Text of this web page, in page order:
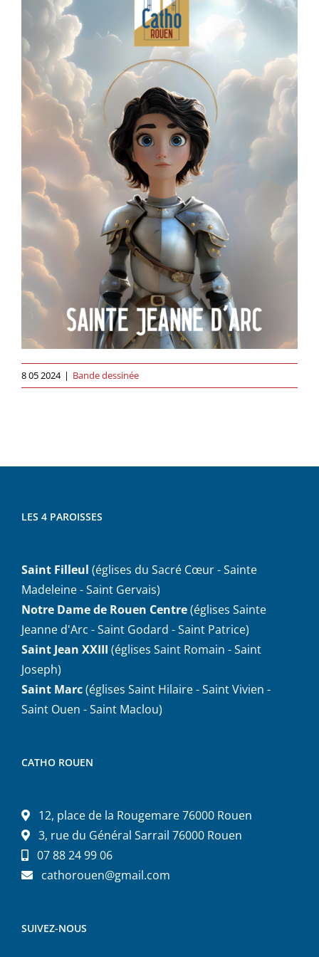
8 05 2024 | Bande dessinée
LES 4 PAROISSES
Saint Filleul (églises du Sacré Cœur - Sainte
Madeleine - Saint Gervais)
Notre Dame de Rouen Centre(églises Sainte
Jeanne d'Arc - Saint Godard - Saint Patrice)
Saint Jean XXIII (églises Saint Romain - Saint
Joseph)
Saint Marc(églises Saint Hilaire - Saint Vivien -
Saint Ouen - Saint Maclou)
CATHO ROUEN
12, place de la Rougemare 76000 Rouen
3, rue du Général Sarrail 76000 Rouen
07 88 24 99 06
cathorouen@gmail.com
SUIVEZ-NOUS